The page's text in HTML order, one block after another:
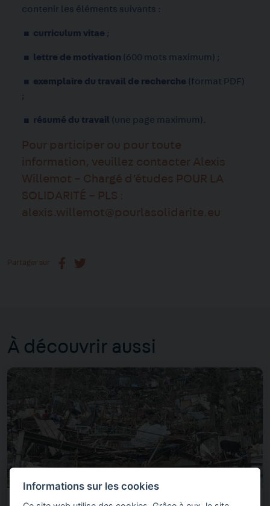
contenir les éléments suivants :
▪ curriculum vitae ;
▪ lettre de motivation (600 mots maximum) ;
▪ exemplaire du travail de recherche (format PDF)
;
▪ résumé du travail (une page maximum).
Pour participer ou pour toute
information, veuillez contacter Alexis
Willemot – Chargé d’études POUR LA
SOLIDARITÉ – PLS :
alexis.willemot@pourlasolidarite.eu
Partager sur
À découvrir aussi
Informations sur les cookies